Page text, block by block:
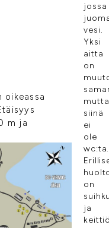
m ja
jossa
vesi.
Yksi
aitta
on
mutta
siinä
ei
ole
wc:ta.
on
ja